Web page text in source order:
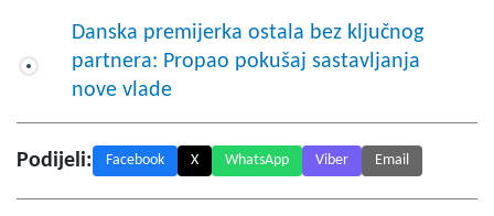
Danska premijerka ostala bez ključnog
partnera: Propao pokušaj sastavljanja
nove vlade
Podijeli: Facebook X WhatsApp Viber Email